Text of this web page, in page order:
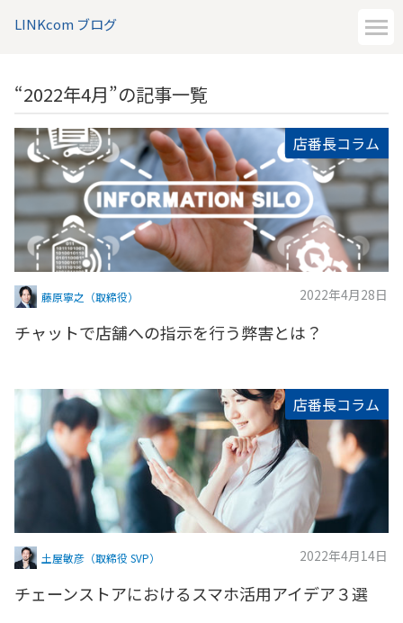
LINKcom ブログ
“2022年4月”の記事一覧
店番長コラム
藤原寧之（取締役） 2022年4月28日
チャットで店舗への指示を行う弊害とは？
店番長コラム
土屋敏彦（取締役 SVP） 2022年4月14日
チェーンストアにおけるスマホ活用アイデア３選